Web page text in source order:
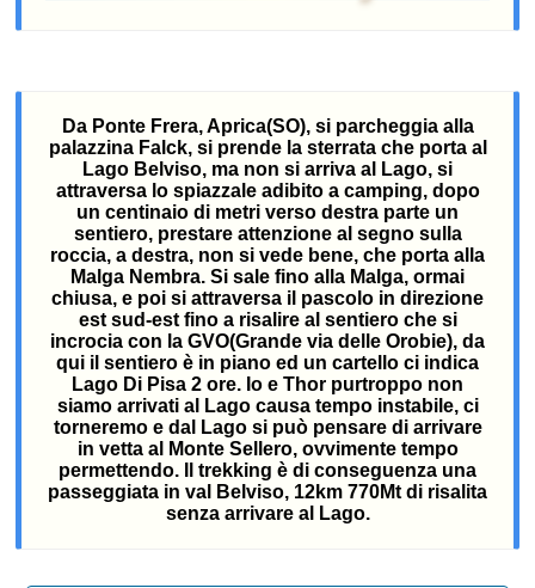
Da Ponte Frera, Aprica(SO), si parcheggia alla
palazzina Falck, si prende la sterrata che porta al
Lago Belviso, ma non si arriva al Lago, si
attraversa lo spiazzale adibito a camping, dopo
un centinaio di metri verso destra parte un
sentiero, prestare attenzione al segno sulla
roccia, a destra, non si vede bene, che porta alla
Malga Nembra. Si sale fino alla Malga, ormai
chiusa, e poi si attraversa il pascolo in direzione
est sud-est fino a risalire al sentiero che si
incrocia con la GVO(Grande via delle Orobie), da
qui il sentiero è in piano ed un cartello ci indica
Lago Di Pisa 2 ore. Io e Thor purtroppo non
siamo arrivati al Lago causa tempo instabile, ci
torneremo e dal Lago si può pensare di arrivare
in vetta al Monte Sellero, ovvimente tempo
permettendo. Il trekking è di conseguenza una
passeggiata in val Belviso, 12km 770Mt di risalita
senza arrivare al Lago.